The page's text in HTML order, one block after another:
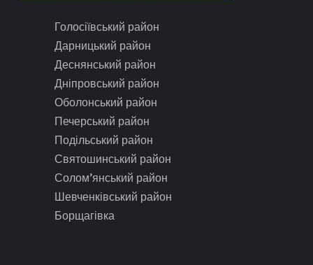
Голосіївський район
Дарницький район
Деснянський район
Дніпровський район
Оболонський район
Печерський район
Подільський район
Святошинський район
Солом’янський район
Шевченківський район
Борщагівка